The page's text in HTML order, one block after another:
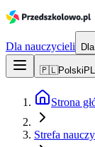
Dla nauczycieli
🇵🇱Polski PL
Strona
Strefa